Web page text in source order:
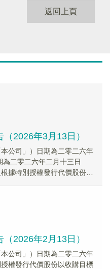
返回上頁
2026年3月13日）
公司」）日期為二零二六年
二零二六年二月十三日
據特別授權發行代價股份以
2026年2月13日）
公司」）日期為二零二六年
權發行代價股份以收購目標